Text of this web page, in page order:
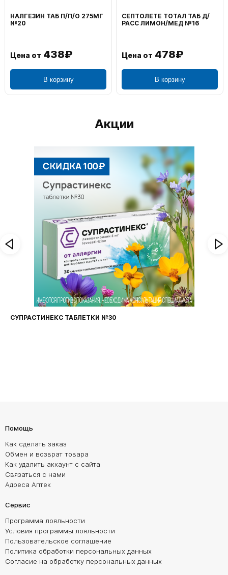
НАЛГЕЗИН ТАБ П/П/О 275МГ
№20
Цена от 438₽
В корзину
СЕПТОЛЕТЕ ТОТАЛ ТАБ Д/
РАСС ЛИМОН/МЕД №16
Цена от 478₽
В корзину
Акции
СУПРАСТИНЕКС ТАБЛЕТКИ №30
Помощь
Как сделать заказ
Обмен и возврат товара
Как удалить аккаунт с сайта
Связаться с нами
Адреса Аптек
Сервис
Программа лояльности
Условия программы лояльности
Пользовательское соглашение
Политика обработки персональных данных
Согласие на обработку персональных данных